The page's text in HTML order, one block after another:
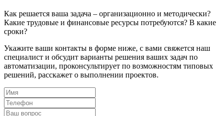
Как решается ваша задача – организационно и методически?
Какие трудовые и финансовые ресурсы потребуются? В какие
сроки?
Укажите ваши контакты в форме ниже, с вами свяжется наш
специалист и обсудит варианты решения ваших задач по
автоматизации, проконсультирует по возможностям типовых
решений, расскажет о выполнении проектов.